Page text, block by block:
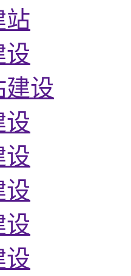
站
设
建设
设
设
设
设
设